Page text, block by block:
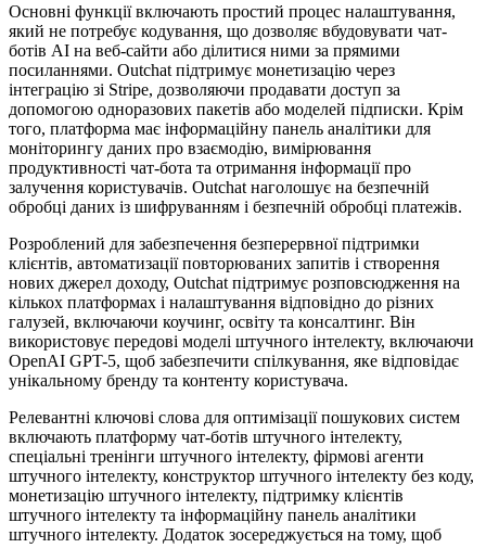
Основні функції включають простий процес налаштування,
який не потребує кодування, що дозволяє вбудовувати чат-
ботів AI на веб-сайти або ділитися ними за прямими
посиланнями. Outchat підтримує монетизацію через
інтеграцію зі Stripe, дозволяючи продавати доступ за
допомогою одноразових пакетів або моделей підписки. Крім
того, платформа має інформаційну панель аналітики для
моніторингу даних про взаємодію, вимірювання
продуктивності чат-бота та отримання інформації про
залучення користувачів. Outchat наголошує на безпечній
обробці даних із шифруванням і безпечній обробці платежів.
Розроблений для забезпечення безперервної підтримки
клієнтів, автоматизації повторюваних запитів і створення
нових джерел доходу, Outchat підтримує розповсюдження на
кількох платформах і налаштування відповідно до різних
галузей, включаючи коучинг, освіту та консалтинг. Він
використовує передові моделі штучного інтелекту, включаючи
OpenAI GPT-5, щоб забезпечити спілкування, яке відповідає
унікальному бренду та контенту користувача.
Релевантні ключові слова для оптимізації пошукових систем
включають платформу чат-ботів штучного інтелекту,
спеціальні тренінги штучного інтелекту, фірмові агенти
штучного інтелекту, конструктор штучного інтелекту без коду,
монетизацію штучного інтелекту, підтримку клієнтів
штучного інтелекту та інформаційну панель аналітики
штучного інтелекту. Додаток зосереджується на тому, щоб